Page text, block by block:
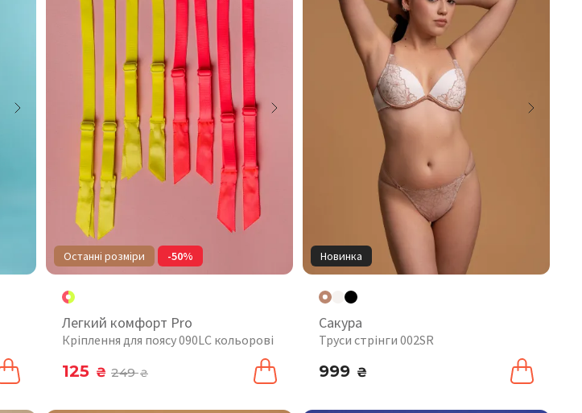
Останні розміри -50%
Легкий комфорт Pro
Кріплення для поясу 090LC кольорові
125 ₴ 249₴
Новинка
Сакура
Труси стрінги 002SR
999 ₴